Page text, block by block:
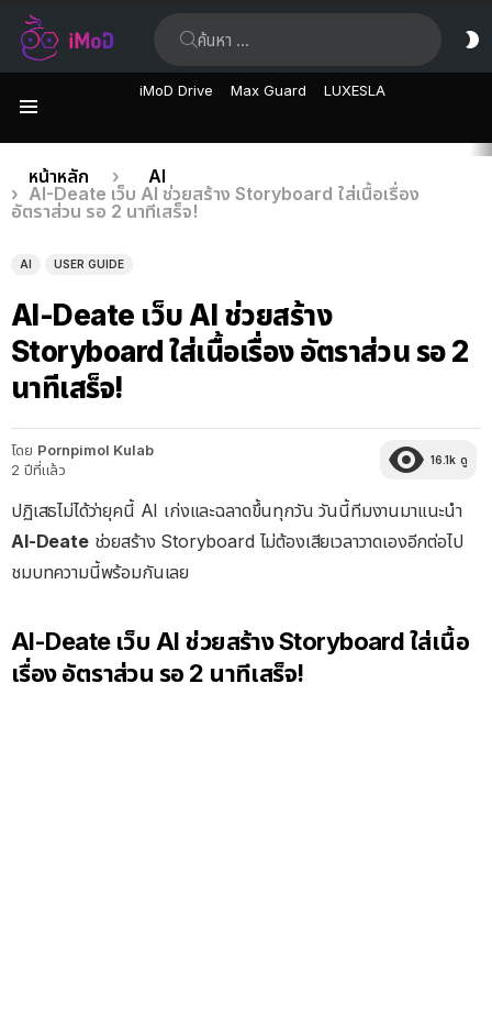
iMoD Drive Max Guard LUXESLA
เรื่อง
ล่าสุด
คุณอยู่ที่นี่:
หน้าหลัก
AI
AI-Deate เว็บ AI ช่วยสร้าง Storyboard ใส่เนื้อเรื่อง
อัตราส่วน รอ 2 นาทีเสร็จ!
AI USER GUIDE
AI-Deate เว็บ AI ช่วยสร้าง
Storyboard ใส่เนื้อเรื่อง อัตราส่วน รอ 2
นาทีเสร็จ!
โดย Pornpimol Kulab
2 ปีที่แล้ว
16.1k ดู
ปฏิเสธไม่ได้ว่ายุคนี้ AI เก่งและฉลาดขึ้นทุกวัน วันนี้ทีมงานมาแนะนำ
AI-Deateช่วยสร้าง Storyboard ไม่ต้องเสียเวลาวาดเองอีกต่อไป
ชมบทความนี้พร้อมกันเลย
AI-Deate เว็บ AI ช่วยสร้าง Storyboard ใส่เนื้อ
เรื่อง อัตราส่วน รอ 2 นาทีเสร็จ!